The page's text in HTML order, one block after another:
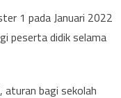
1 pada Januari 2022
peserta didik selama
aturan bagi sekolah